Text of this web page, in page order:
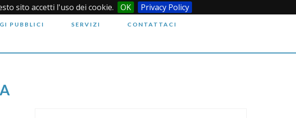
sito accetti l'uso dei cookie. OK Privacy Policy
PUBBLICI SERVIZI CONTATTACI